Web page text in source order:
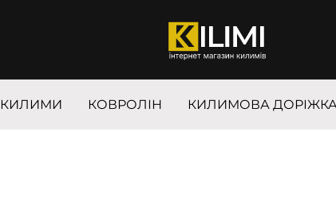
КИЛИМИ КОВРОЛІН КИЛИМОВА